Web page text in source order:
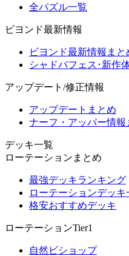
全パズル一覧
ビヨンド最新情報
ビヨンド最新情報まと
シャドバフェス･新作
アップデート/修正情報
アップデートまとめ
ナーフ・アッパー情報
デッキ一覧
ローテーションまとめ
最強デッキランキング
ローテーションデッキ
格安おすすめデッキ
ローテーションTier1
自然ビショップ